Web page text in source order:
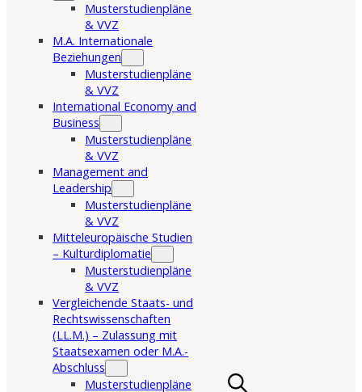
Musterstudienpläne
& VVZ
M.A. Internationale
Beziehungen
Musterstudienpläne
& VVZ
International Economy and
Business
Musterstudienpläne
& VVZ
Management and
Leadership
Musterstudienpläne
& VVZ
Mitteleuropäische Studien
– Kulturdiplomatie
Musterstudienpläne
& VVZ
Vergleichende Staats- und
Rechtswissenschaften
(LL.M.) – Zulassung mit
Staatsexamen oder M.A.-
Abschluss
Musterstudienpläne